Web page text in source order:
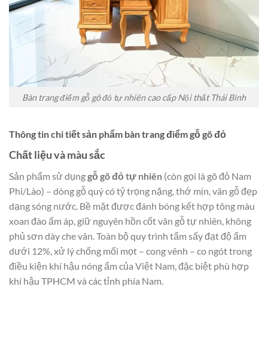
Bàn trang điểm gỗ gõ đỏ tự nhiên cao cấp Nội thất Thái Bình
Thông tin chi tiết sản phẩm bàn trang điểm gỗ gõ đỏ
Chất liệu và màu sắc
Sản phẩm sử dụnggỗ gõ đỏ tự nhiên (còn gọi là gõ đỏ Nam
Phi/Lào) – dòng gỗ quý có tỷ trọng nặng, thớ mịn, vân gỗ đẹp
dạng sóng nước. Bề mặt được đánh bóng kết hợp tông màu
xoan đào ấm áp, giữ nguyên hồn cốt vân gỗ tự nhiên, không
phủ sơn dày che vân. Toàn bộ quy trình tẩm sấy đạt độ ẩm
dưới 12%, xử lý chống mối mọt – cong vênh – co ngót trong
điều kiện khí hậu nóng ẩm của Việt Nam, đặc biệt phù hợp
khí hậu TPHCM và các tỉnh phía Nam.